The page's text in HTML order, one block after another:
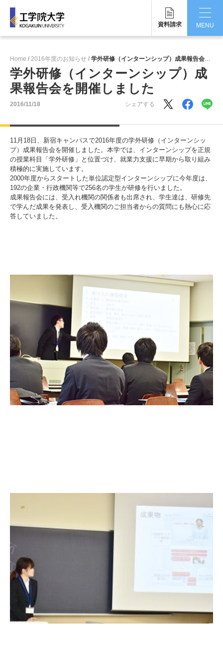
資料請求
MENU
工学院大学について
学部・大学院
研究・産学連携
就職・キャリア
キャンパス
寄付・ご支援 アクセス
Pick Up
1. Action！x 工学院大学
4. 航空理工学専攻特設サイト
5. 遠隔授業リンク集
6. 寄付・ご支援
Home 2016年度のお知らせ 学外研修（インターンシップ）成果報告会を開催しました
学外研修（インターンシップ）成
果報告会を開催しました
2016/11/18 シェアする
11月18日、新宿キャンパスで2016年度の学外研修（インターンシッ
プ）成果報告会を開催しました。本学では、インターンシップを正規
の授業科目「学外研修」と位置づけ、就業力支援に早期から取り組み
積極的に実施しています。
2000年度からスタートした単位認定型インターンシップに今年度は、
192の企業・行政機関等で256名の学生が研修を行いました。
成果報告会には、受入れ機関の関係者も出席され、学生達は、研修先
で学んだ成果を発表し、受入機関のご担当者からの質問にも熱心に応
答していました。